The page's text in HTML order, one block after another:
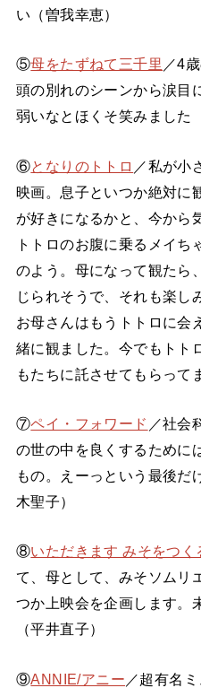
い（曽我幸恵）
⑤母をたずねて三千里 ／4
頭の別れのシーンから涙目
弱いなとほくそ笑みました
⑥となりのトトロ ／私が小
映画。息子といつか絶対に
が好きになるかと、今から
トトロのお腹に乗るメイ
のよう。母になって観たら
じられそうで、それも楽し
お母さんはもうトトロに
緒に観ました。今でもトト
もたちに託させてもらって
⑦ペイ・フォワード ／社会
の世の中を良くするために
もの。えーっという最後だ
木聖子）
⑧いただきます みそをつく
て、母として、みそソムリ
つか上映会を企画します。
（平井直子）
⑨ANNIE/アニー ／超有名